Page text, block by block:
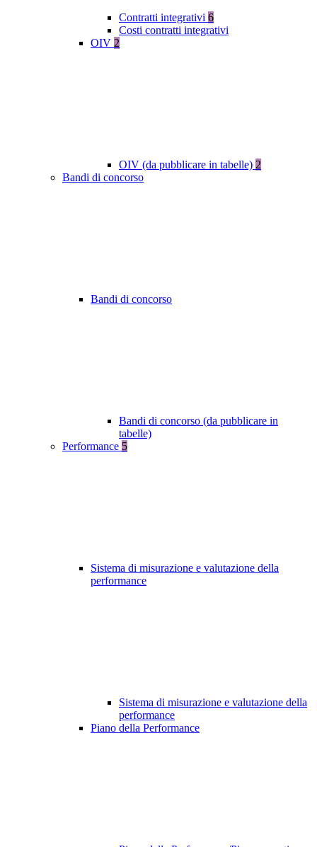
Contratti integrativi 6
Costi contratti integrativi
OIV 2
OIV (da pubblicare in tabelle) 2
Bandi di concorso
Bandi di concorso
Bandi di concorso (da pubblicare in
tabelle)
Performance 5
Sistema di misurazione e valutazione della
performance
Sistema di misurazione e valutazione della
performance
Piano della Performance